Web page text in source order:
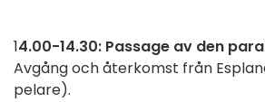
14.00-14.30: Passage av den
Avgång och återkomst från
pelare).